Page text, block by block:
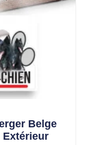
Belge
Extérieur